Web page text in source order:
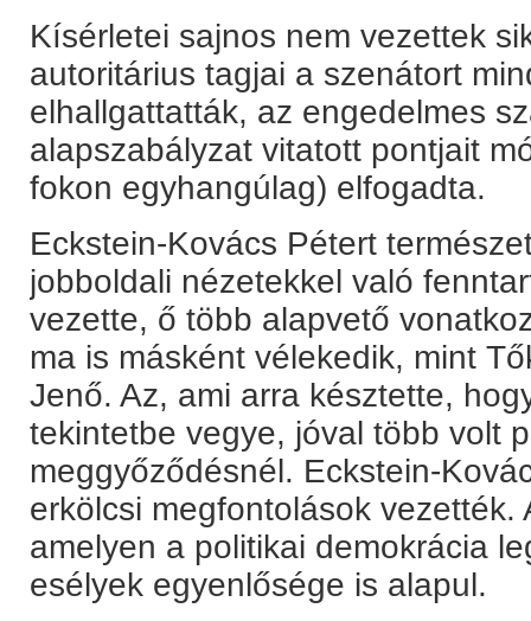
Kísérletei sajnos nem vezettek
autoritárius tagjai a szenátort
elhallgattatták, az engedelmes
alapszabályzat vitatott pontjait
fokon egyhangúlag) elfogadta.
Eckstein-Kovács Pétert
jobboldali nézetekkel való
vezette, ő több alapvető
ma is másként vélekedik, mint
Jenő. Az, ami arra késztette,
tekintetbe vegye, jóval több volt
meggyőződésnél. Eckstein-
erkölcsi megfontolások vezették.
amelyen a politikai demokrácia
esélyek egyenlősége is alapul.